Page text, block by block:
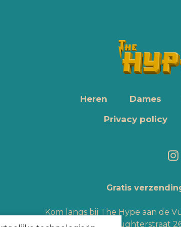
Heren Dames
Privacy policy
Gratis
Kom langs bij The Hype aan de
Hype Heroes aan de Vughterstraat